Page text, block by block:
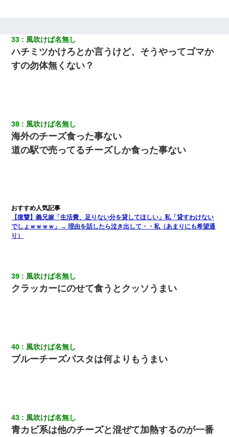
33 風吹けば名無し
ハチミツかけろとか言うけど、そうやってゴマか
すの勿体無くない？
38 風吹けば名無し
海外のチーズ食った事ない
道の駅で売ってるチーズしか食った事ない
【復讐】義兄嫁「生活費、足りない分を貸してほしい」私「貸すわけない
でしょｗｗｗｗ」→ 理由を話したら泣き出して・・私（あまりにも希望通
り）
39 風吹けば名無し
クラッカーにのせて食うとクッソうまい
40 風吹けば名無し
ブルーチーズパスタは何よりもうまい
43 風吹けば名無し
青カビ系は他のチーズと混ぜて加熱するのが一番